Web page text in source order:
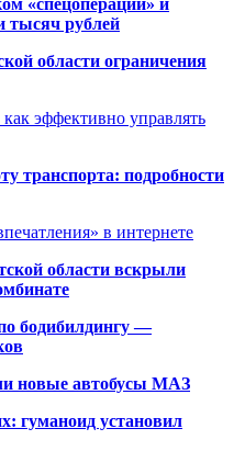
тысяч рублей
области ограничения
эффективно управлять
транспорта: подробности
в интернете
области вскрыли
бодибилдингу —
новые автобусы МАЗ
гуманоид установил